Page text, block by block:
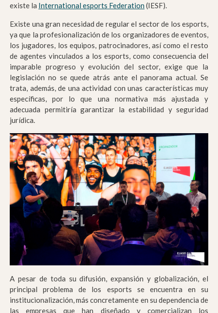
existe la International esports Federation(IESF).
Existe una gran necesidad de regular el sector de los esports,
ya que la profesionalización de los organizadores de eventos,
los jugadores, los equipos, patrocinadores, así como el resto
de agentes vinculados a los esports, como consecuencia del
imparable progreso y evolución del sector, exige que la
legislación no se quede atrás ante el panorama actual. Se
trata, además, de una actividad con unas características muy
específicas, por lo que una normativa más ajustada y
adecuada permitiría garantizar la estabilidad y seguridad
jurídica.
A pesar de toda su difusión, expansión y globalización, el
principal problema de los esports se encuentra en su
institucionalización, más concretamente en su dependencia de
las empresas que han diseñado y comercializan los